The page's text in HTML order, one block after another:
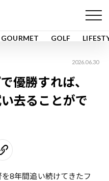
GOURMET GOLF
2026.06.30
優勝すれば、
去ることがで
を8年間追い続けてきたフ